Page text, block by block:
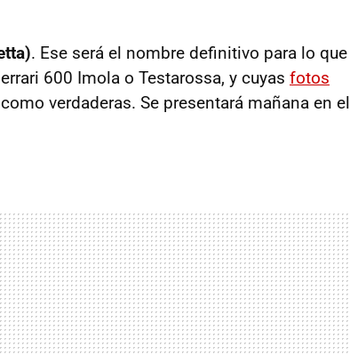
. Ese será el nombre definitivo para lo que
600 Imola o Testarossa, y cuyas fotos
verdaderas. Se presentará mañana en el